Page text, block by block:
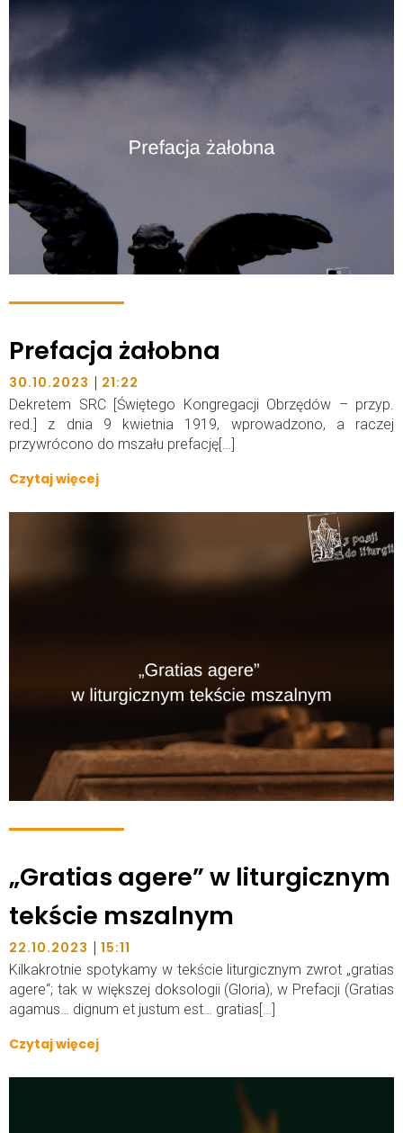
Prefacja żałobna
30.10.2023 | 21:22
Dekretem SRC [Świętego Kongregacji Obrzędów – przyp.
red.] z dnia 9 kwietnia 1919, wprowadzono, a raczej
przywrócono do mszału prefację[…]
Czytaj więcej
„Gratias agere” w liturgicznym
tekście mszalnym
22.10.2023 | 15:11
Kilkakrotnie spotykamy w tekście liturgicznym zwrot „gratias
agere“; tak w większej doksologii (Gloria), w Prefacji (Gratias
agamus… dignum et justum est… gratias[…]
Czytaj więcej